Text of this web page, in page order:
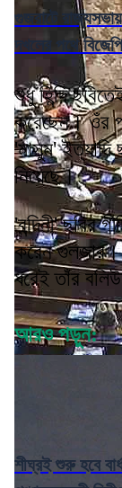
গুজরাটে
দখলের পথে বিজেপি
শুধু হিন্দি
করেছেন। ওঁর
'মাসুম' ইত্যাদি
নিয়েছে।
'বন্দিনী' ছবির
করেন গুলজার।
ধরেই তাঁর
আরও পড়ুন:
শীঘ্রই শুরু হবে